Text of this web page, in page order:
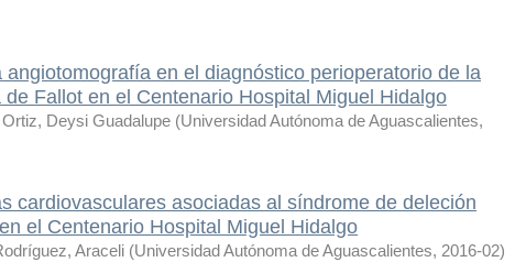
angiotomografía en el diagnóstico perioperatorio de la
Fallot en el Centenario Hospital Miguel Hidalgo
Deysi Guadalupe (Universidad Autónoma de Aguascalientes,
cardiovasculares asociadas al síndrome de deleción
el Centenario Hospital Miguel Hidalgo
Araceli (Universidad Autónoma de Aguascalientes, 2016-02)